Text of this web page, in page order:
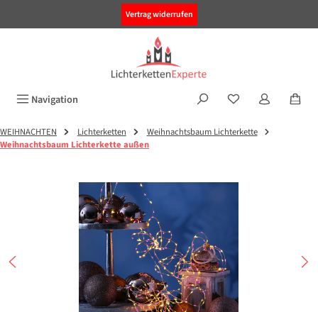
Vertrag widerrufen
Navigation
WEIHNACHTEN Lichterketten
Weihnachtsbaum Lichterkette
Weihnachtsbaum Lichterkette außen
Bildergalerie überspringen